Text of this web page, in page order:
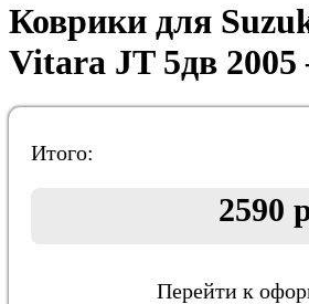
Коврики для
Vitara JT 5дв
Итого:
2590
Перейти к